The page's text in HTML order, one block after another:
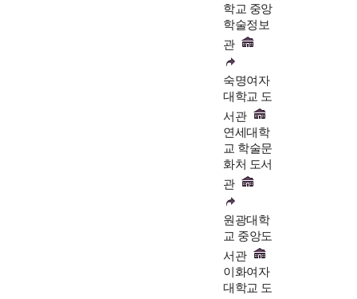
학교 중앙
학술정보
관
숙명여자
대학교 도
서관
연세대학
교 학술문
화처 도서
관
원광대학
교 중앙도
서관
이화여자
대학교 도